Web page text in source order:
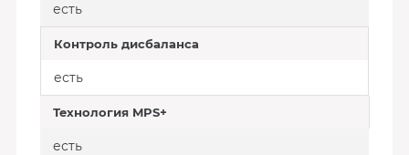
есть
Контроль дисбаланса
есть
Технология MPS+
есть